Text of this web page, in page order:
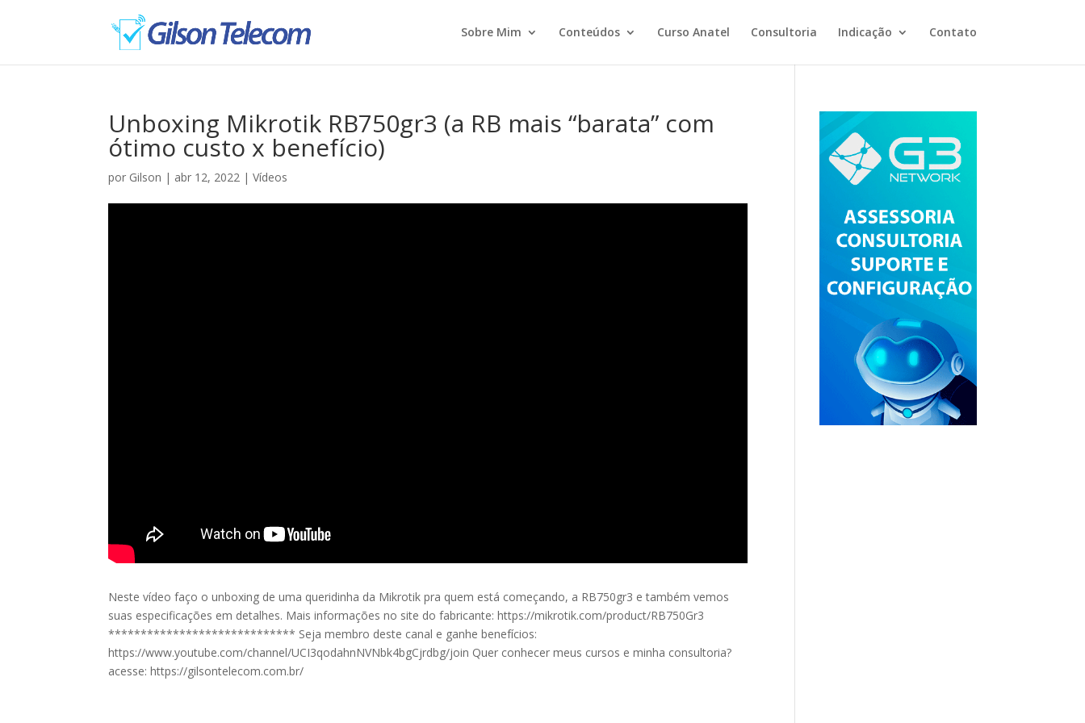
Sobre Mim Conteúdos Curso Anatel Consultoria Indicação Contato
Unboxing Mikrotik RB750gr3 (a RB mais “barata” com
ótimo custo x benefício)
por Gilson | abr 12, 2022 |Vídeos
Neste vídeo faço o unboxing de uma queridinha da Mikrotik pra quem está começando, a RB750gr3 e também vemos
suas especificações em detalhes. Mais informações no site do fabricante: https://mikrotik.com/product/RB750Gr3
***************************** Seja membro deste canal e ganhe benefícios:
https://www.youtube.com/channel/UCI3qodahnNVNbk4bgCjrdbg/join Quer conhecer meus cursos e minha consultoria?
acesse: https://gilsontelecom.com.br/